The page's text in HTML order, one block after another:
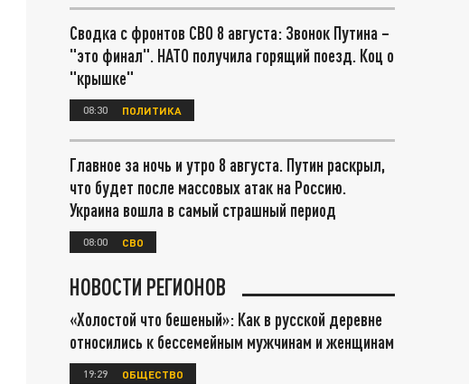
Сводка с фронтов СВО 8 августа: Звонок Путина –
"это финал". НАТО получила горящий поезд. Коц о
"крышке"
08:30 ПОЛИТИКА
Главное за ночь и утро 8 августа. Путин раскрыл,
что будет после массовых атак на Россию.
Украина вошла в самый страшный период
08:00 СВО
НОВОСТИ РЕГИОНОВ
«Холостой что бешеный»: Как в русской деревне
относились к бессемейным мужчинам и женщинам
19:29 ОБЩЕСТВО